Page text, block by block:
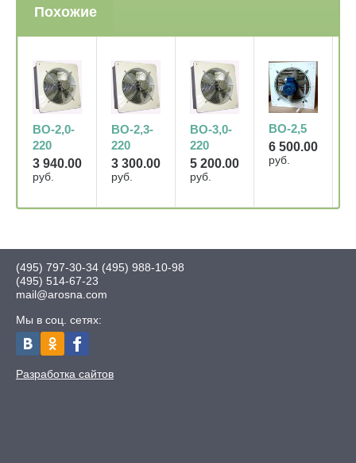
Похожие
ВО-2,0-
220
3 940.00
руб.
ВО-2,3-
220
3 300.00
руб.
ВО-3,0-
220
5 200.00
руб.
ВО-2,5
6 500.00
руб.
(495) 797-30-34 (495) 988-10-98
(495) 514-67-23
mail@arosna.com
Мы в соц. сетях:
Разработка сайтов